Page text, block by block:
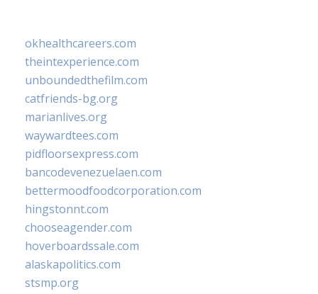
okhealthcareers.com
theintexperience.com
unboundedthefilm.com
catfriends-bg.org
marianlives.org
waywardtees.com
pidfloorsexpress.com
bancodevenezuelaen.com
bettermoodfoodcorporation.com
hingstonnt.com
chooseagender.com
hoverboardssale.com
alaskapolitics.com
stsmp.org